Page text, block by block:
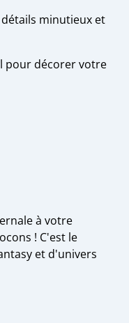
minutieux et
pour décorer votre
à votre
! C'est le
et d'univers